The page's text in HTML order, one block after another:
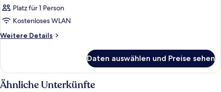
Platz für 1 Person
Kostenloses WLAN
Weitere Details
Weitere
Daten auswählen und Preise sehen
Ähnliche Unterkünfte